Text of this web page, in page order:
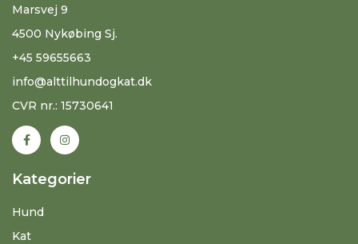
Marsvej 9
4500 Nykøbing Sj.
+45 59655663
info@alttilhundogkat.dk
CVR nr.: 15730641
Kategorier
Hund
Kat